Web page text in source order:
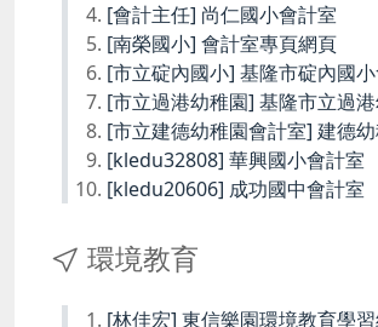
[會計主任] 尚仁國小會計室
[南榮國小] 會計室專頁網頁
[市立碇內國小] 基隆市碇內國
[市立過港幼稚園] 基隆市立過
[市立建德幼稚園會計室] 建德
[kledu32808] 華興國小會計室
[kledu20606] 成功國中會計室
環境教育
[林佳宏] 東信樂園環境教育學